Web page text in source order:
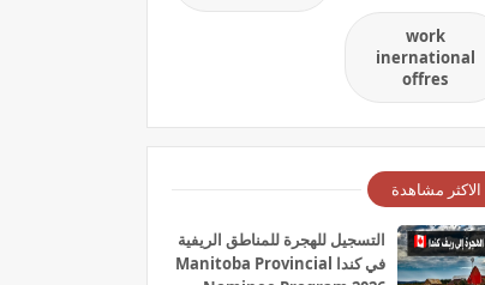
work
inernational
offres
الاكثر مشاهدة
التسجيل للهجرة للمناطق الريفية
في كندا Manitoba Provincial